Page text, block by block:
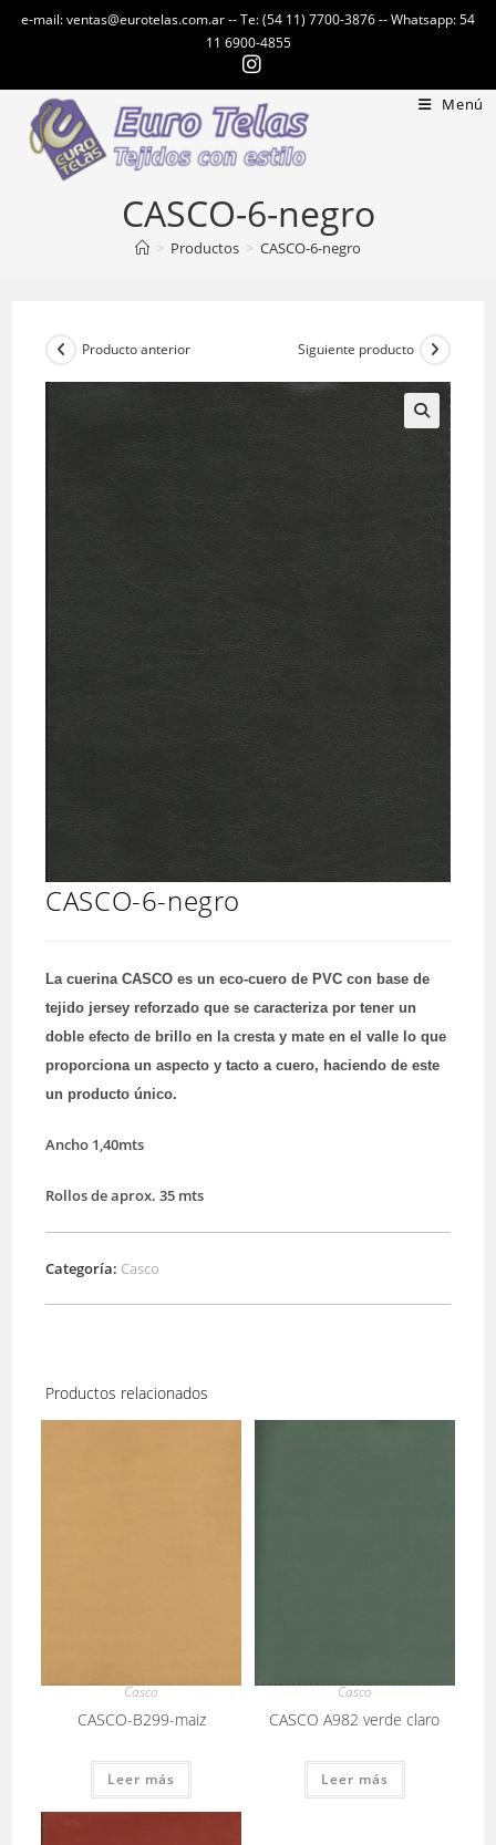
e-mail: ventas@eurotelas.com.ar -- Te: (54 11) 7700-3876 -- Whatsapp: 54
11 6900-4855
Menú
CASCO-6-negro
> Productos > CASCO-6-negro
Producto anterior Siguiente producto
CASCO-6-negro
La cuerina CASCO es un eco-cuero de PVC con base de
tejido jersey reforzado que se caracteriza por tener un
doble efecto de brillo en la cresta y mate en el valle lo que
proporciona un aspecto y tacto a cuero, haciendo de este
un producto único.
Ancho 1,40mts
Rollos de aprox. 35 mts
Categoría: Casco
Productos relacionados
Casco
CASCO-B299-maiz
Leer más
Casco
CASCO A982 verde claro
Leer más